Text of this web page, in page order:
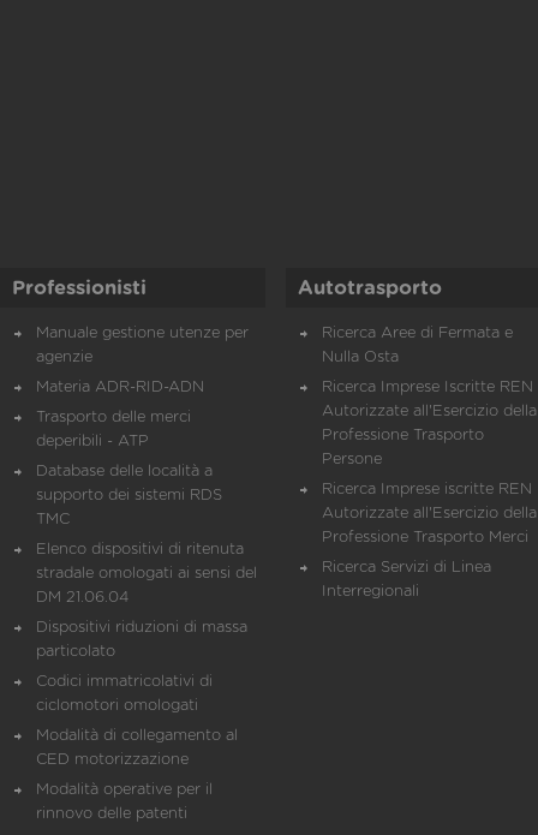
Professionisti
Manuale gestione utenze per
agenzie
Materia ADR-RID-ADN
Trasporto delle merci
deperibili - ATP
Database delle località a
supporto dei sistemi RDS
TMC
Elenco dispositivi di ritenuta
stradale omologati ai sensi del
DM 21.06.04
Dispositivi riduzioni di massa
particolato
Codici immatricolativi di
ciclomotori omologati
Modalità di collegamento al
CED motorizzazione
Modalità operative per il
rinnovo delle patenti
Autotrasporto
Ricerca Aree di Fermata e
Nulla Osta
Ricerca Imprese Iscritte REN
Autorizzate all'Esercizio della
Professione Trasporto
Persone
Ricerca Imprese iscritte REN
Autorizzate all'Esercizio della
Professione Trasporto Merci
Ricerca Servizi di Linea
Interregionali